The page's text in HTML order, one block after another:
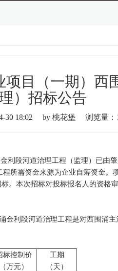
目（一期）西
）招标公告
30 18:02 by 桃花堡 浏览量：
利段河道治理工程（监理） 已由
所需资金来源为企业自筹资金。
。本次招标对投标报名人的资格
金利段河道治理工程是对西围涌主
标控制价
（万元）
工期
（天）